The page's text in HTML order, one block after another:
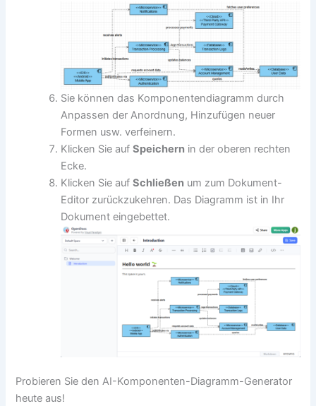
Sie können das Komponentendiagramm durch
Anpassen der Anordnung, Hinzufügen neuer
Formen usw. verfeinern.
Klicken Sie aufSpeichern in der oberen rechten
Ecke.
Klicken Sie aufSchließen um zum Dokument-
Editor zurückzukehren. Das Diagramm ist in Ihr
Dokument eingebettet.
Probieren Sie den AI-Komponenten-Diagramm-Generator
heute aus!